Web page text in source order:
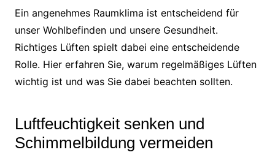
Ein angenehmes Raumklima ist entscheidend für
unser Wohlbefinden und unsere Gesundheit.
Richtiges Lüften spielt dabei eine entscheidende
Rolle. Hier erfahren Sie, warum regelmäßiges Lüften
wichtig ist und was Sie dabei beachten sollten.
Luftfeuchtigkeit senken und
Schimmelbildung vermeiden